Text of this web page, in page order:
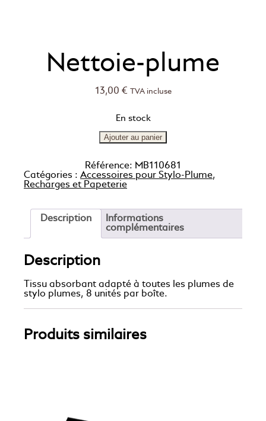
Nettoie-plume
13,00 € TVA incluse
En stock
Ajouter au panier
Référence: MB110681
Catégories : Accessoires pour Stylo-Plume,
Recharges et Papeterie
Description
Informations
complémentaires
Description
Tissu absorbant adapté à toutes les plumes de
stylo plumes, 8 unités par boîte.
Produits similaires